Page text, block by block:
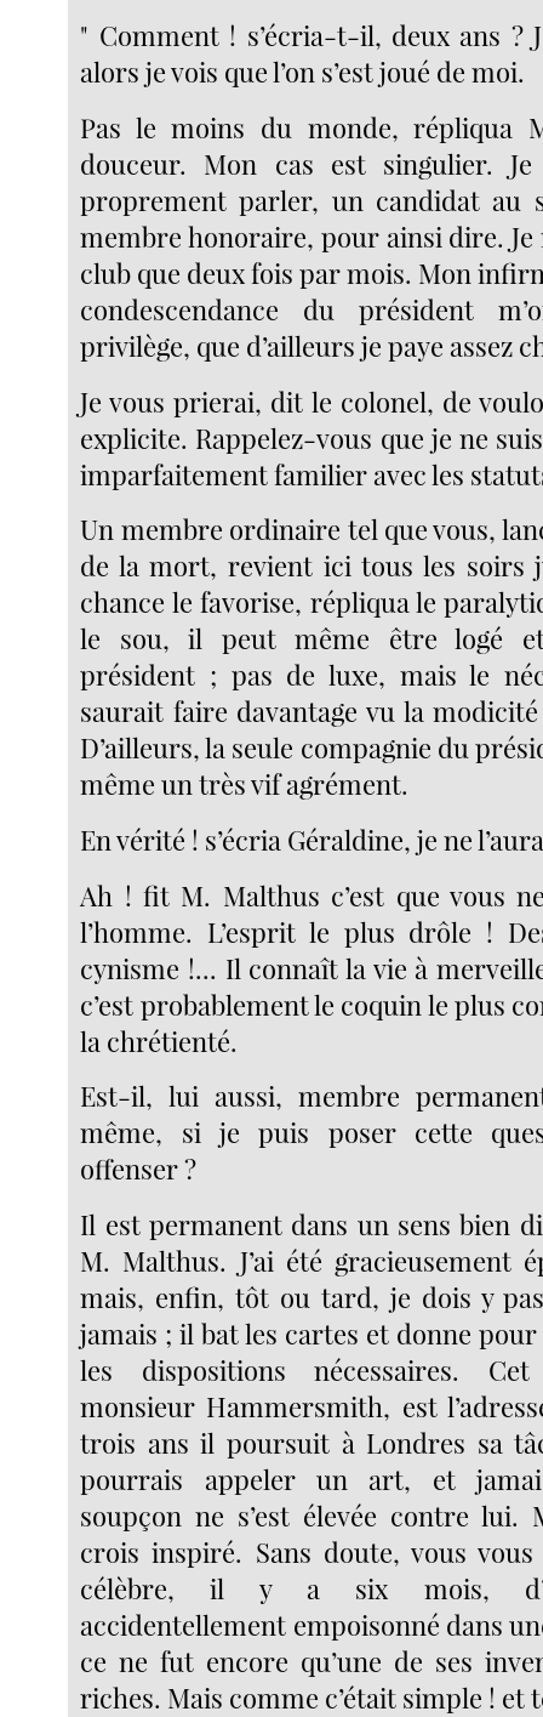
" Comment ! s’écria-t-il, deux ans ?
alors je vois que l’on s’est joué de moi.
Pas le moins du monde, répliqua
douceur. Mon cas est singulier.
proprement parler, un candidat au
membre honoraire, pour ainsi dire. Je
club que deux fois par mois. Mon
condescendance du président
privilège, que d’ailleurs je paye assez
Je vous prierai, dit le colonel, de
explicite. Rappelez-vous que je ne
imparfaitement familier avec les
Un membre ordinaire tel que vous,
de la mort, revient ici tous les soirs
chance le favorise, répliqua le
le sou, il peut même être logé
président ; pas de luxe, mais le
saurait faire davantage vu la
D’ailleurs, la seule compagnie du
même un très vif agrément.
En vérité ! s’écria Géraldine, je ne
Ah ! fit M. Malthus c’est que vous
l’homme. L’esprit le plus drôle !
cynisme !... Il connaît la vie à
c’est probablement le coquin le plus
la chrétienté.
Est-il, lui aussi, membre
même, si je puis poser cette
offenser ?
Il est permanent dans un sens bien
M. Malthus. J’ai été gracieusement
mais, enfin, tôt ou tard, je dois y
jamais ; il bat les cartes et donne
les dispositions nécessaires.
monsieur Hammersmith, est
trois ans il poursuit à Londres sa
pourrais appeler un art, et
soupçon ne s’est élevée contre lui.
crois inspiré. Sans doute, vous
célèbre, il y a six mois,
accidentellement empoisonné dans
ce ne fut encore qu’une de ses
riches. Mais comme c’était simple ! et